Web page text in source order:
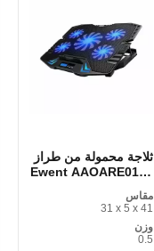
ثلاجة محمولة من طراز
Ewent AAOARE0124
مقاس
31 x 5 x 41
وزن
0.5